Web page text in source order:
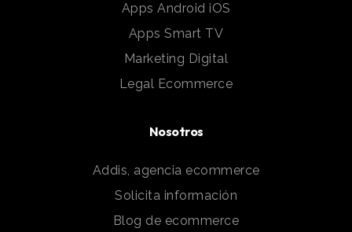
Apps Android iOS
Apps Smart TV
Marketing Digital
Legal Ecommerce
Nosotros
Addis, agencia ecommerce
Solicita información
Blog de ecommerce